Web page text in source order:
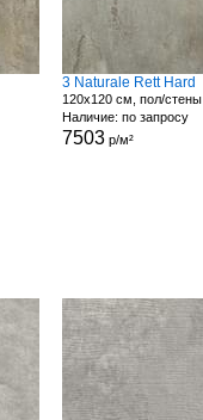
3 Naturale Rett Hard
120x120 см, пол/стены
Наличие: по запросу
7503р/м²